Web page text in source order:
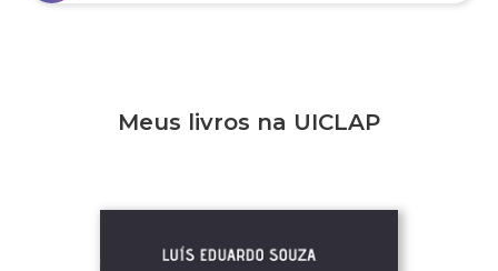
Meus livros na UICLAP